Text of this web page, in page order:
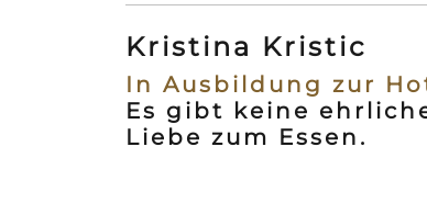
Kristina Kristic
In Ausbildung zur
Es gibt keine
Liebe zum Essen.